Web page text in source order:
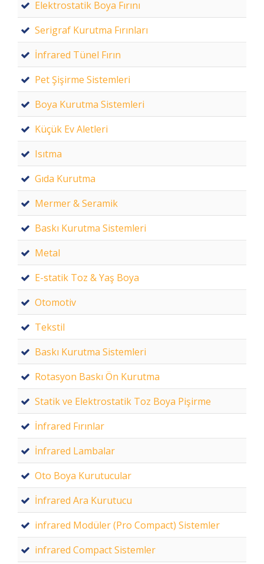
Elektrostatik Boya Fırını
Serigraf Kurutma Fırınları
İnfrared Tünel Fırın
Pet Şişirme Sistemleri
Boya Kurutma Sistemleri
Küçük Ev Aletleri
Isıtma
Gıda Kurutma
Mermer & Seramik
Baskı Kurutma Sistemleri
Metal
E-statik Toz & Yaş Boya
Otomotiv
Tekstil
Baskı Kurutma Sistemleri
Rotasyon Baskı Ön Kurutma
Statik ve Elektrostatik Toz Boya Pişirme
İnfrared Fırınlar
İnfrared Lambalar
Oto Boya Kurutucular
İnfrared Ara Kurutucu
infrared Modüler (Pro Compact) Sistemler
infrared Compact Sistemler